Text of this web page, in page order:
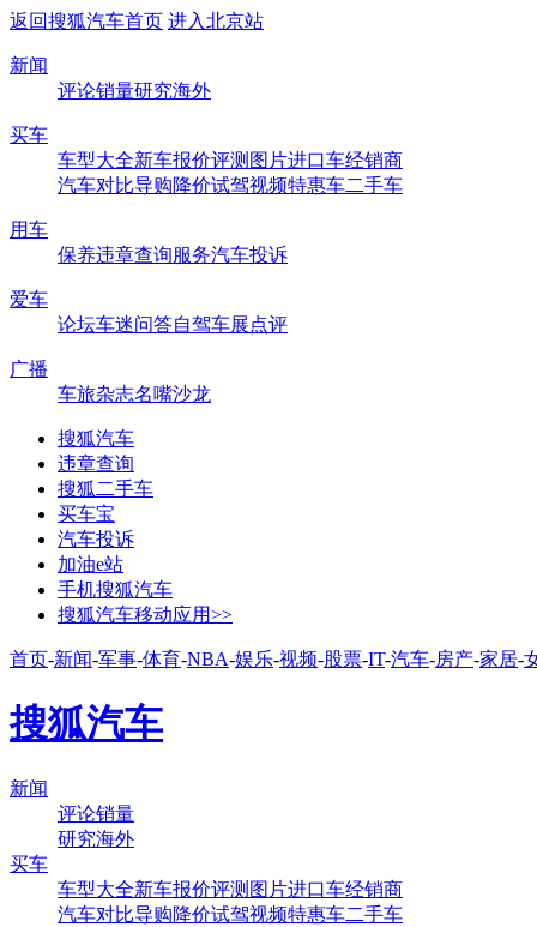
返回搜狐汽车首页 进入北京站
新闻
评论销量研究海外
买车
车型大全新车报价评测 图片进口车经销商
汽车对比导购降价试驾视频特惠车二手车
用车
保养违章查询服务汽车投诉
爱车
论坛车迷问答自驾车展点评
广播
车旅杂志名嘴沙龙
搜狐汽车
违章查询
搜狐二手车
买车宝
汽车投诉
加油e站
手机搜狐汽车
搜狐汽车移动应用>>
首页-新闻-军事-体育-NBA-娱乐-视频-股票-IT-汽车-房产-家居-
搜狐汽车
新闻
评论销量
研究海外
买车
车型大全新车报价评测 图片进口车经销商
汽车对比导购降价试驾视频特惠车二手车